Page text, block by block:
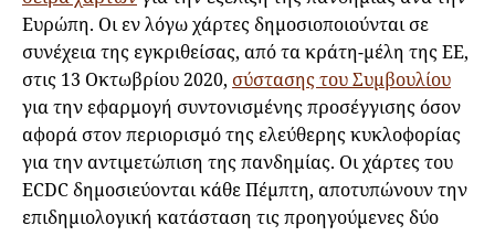
Ευρώπη. Οι εν λόγω χάρτες δημοσιοποιούνται σε
συνέχεια της εγκριθείσας, από τα κράτη-μέλη της ΕΕ,
στις 13 Οκτωβρίου 2020, σύστασης του Συμβουλίου
για την εφαρμογή συντονισμένης προσέγγισης όσον
αφορά στον περιορισμό της ελεύθερης κυκλοφορίας
για την αντιμετώπιση της πανδημίας. Οι χάρτες του
ECDC δημοσιεύονται κάθε Πέμπτη, αποτυπώνουν την
επιδημιολογική κατάσταση τις προηγούμενες δύο